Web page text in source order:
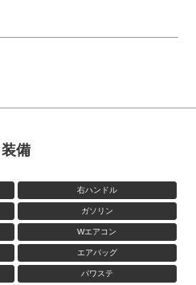
装備
右ハンドル
ガソリン
Wエアコン
エアバッグ
パワステ